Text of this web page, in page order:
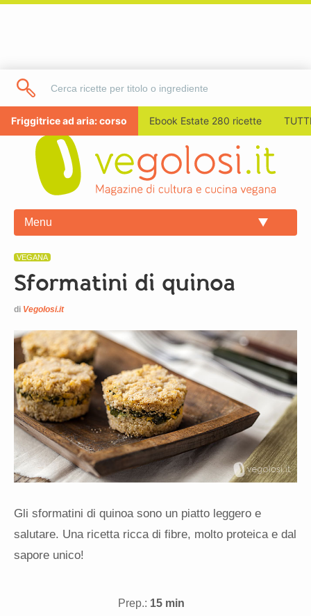
Friggitrice ad aria: corso Ebook Estate 280 ricette
Menu
VEGANA
Sformatini di quinoa
di Vegolosi.it
Gli sformatini di quinoa sono un piatto leggero e
salutare. Una ricetta ricca di fibre, molto proteica e dal
sapore unico!
Prep.: 15 min